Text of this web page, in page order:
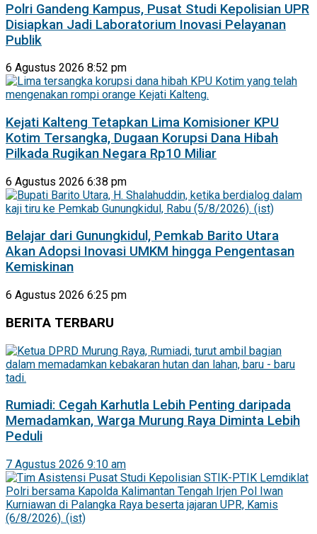
Polri Gandeng Kampus, Pusat Studi Kepolisian UPR
Disiapkan Jadi Laboratorium Inovasi Pelayanan
Publik
6 Agustus 2026 8:52 pm
Kejati Kalteng Tetapkan Lima Komisioner KPU
Kotim Tersangka, Dugaan Korupsi Dana Hibah
Pilkada Rugikan Negara Rp10 Miliar
6 Agustus 2026 6:38 pm
Belajar dari Gunungkidul, Pemkab Barito Utara
Akan Adopsi Inovasi UMKM hingga Pengentasan
Kemiskinan
6 Agustus 2026 6:25 pm
BERITA TERBARU
Rumiadi: Cegah Karhutla Lebih Penting daripada
Memadamkan, Warga Murung Raya Diminta Lebih
Peduli
7 Agustus 2026 9:10 am